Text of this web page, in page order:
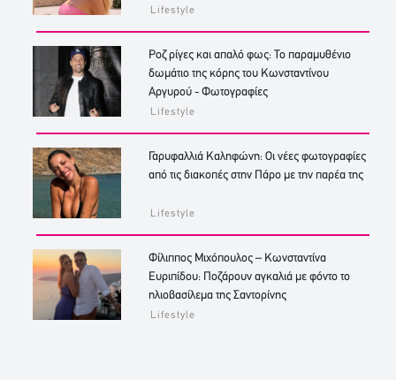
Lifestyle
Ροζ ρίγες και απαλό φως: Το παραμυθένιο
δωμάτιο της κόρης του Κωνσταντίνου
Αργυρού - Φωτογραφίες
Lifestyle
Γαρυφαλλιά Καληφώνη: Οι νέες φωτογραφίες
από τις διακοπές στην Πάρο με την παρέα της
Lifestyle
Φίλιππος Μιχόπουλος – Κωνσταντίνα
Ευριπίδου: Ποζάρουν αγκαλιά με φόντο το
ηλιοβασίλεμα της Σαντορίνης
Lifestyle